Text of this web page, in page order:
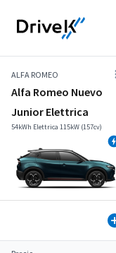
ALFA ROMEO
Alfa Romeo Nuevo
Junior Elettrica
54kWh Elettrica 115kW (157cv)